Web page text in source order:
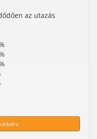
az utazás